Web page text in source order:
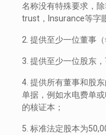
名称没有特殊要求，
trust，Insurance等字
2. 提供至少一位董事
3. 提供至少一位股东
4. 提供所有董事和股
单据，例如水电费单
的核证本；
5. 标准法定股本为